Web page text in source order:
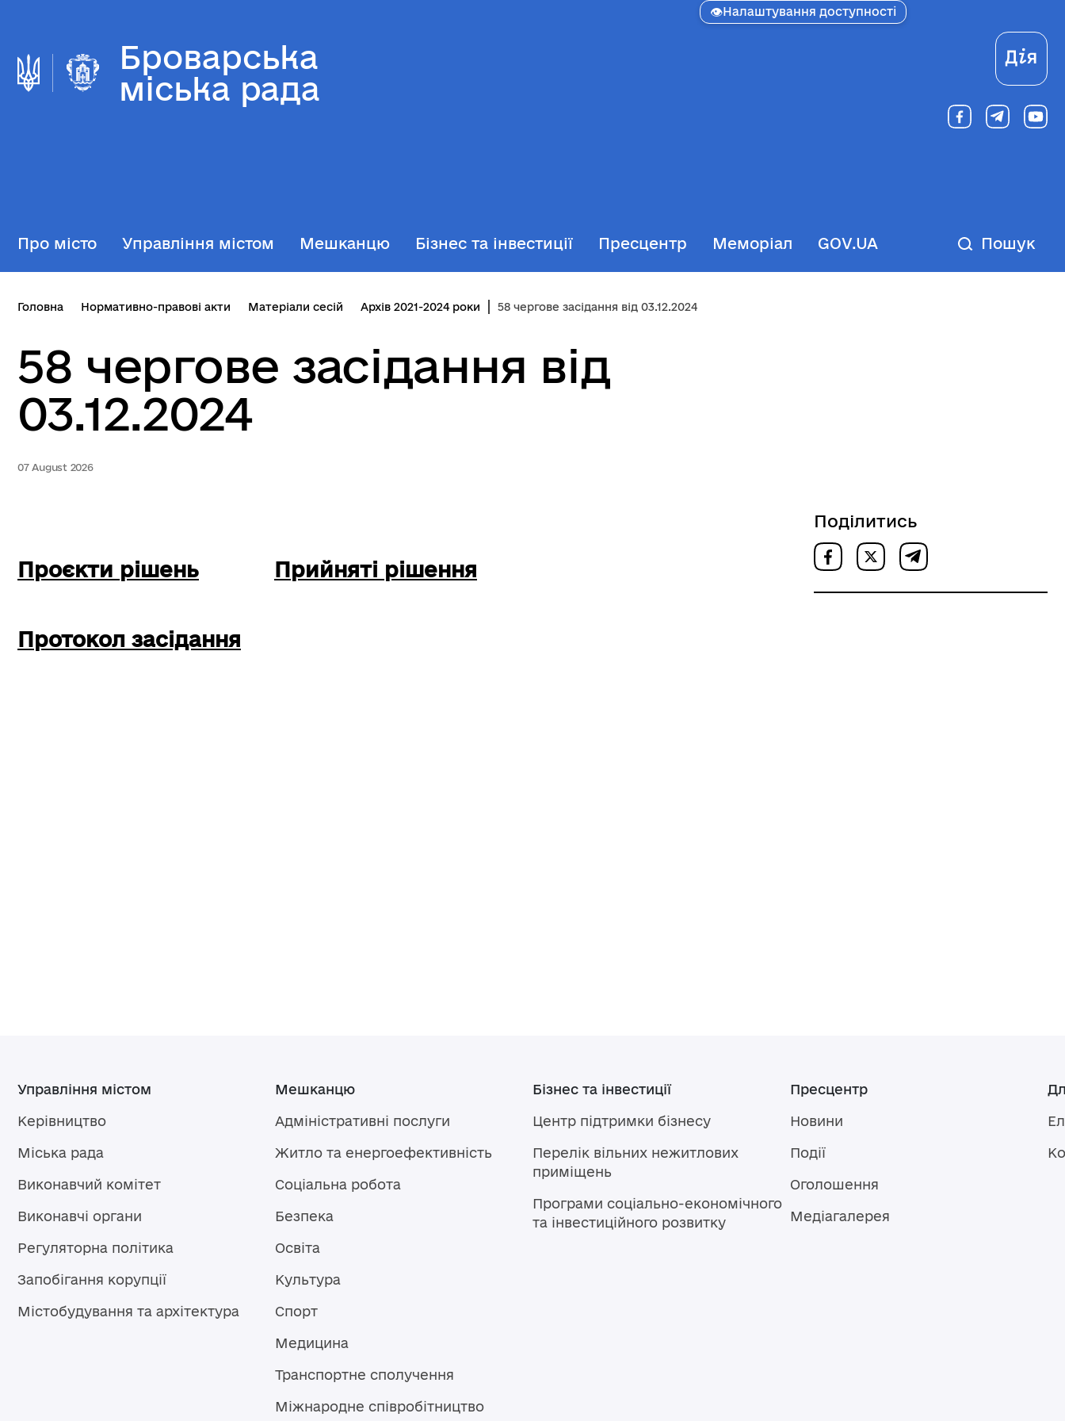
Броварська
міська рада
👁Налаштування доступності
Про місто Управління містом Мешканцю Бізнес та інвестиції Пресцентр Меморіал GOV.UA Пошук
Головна Нормативно-правові акти Матеріали сесій Архів 2021-2024 роки 58 чергове засідання від 03.12.2024
58 чергове засідання від
03.12.2024
07 August 2026
Проєкти рішень Прийняті рішення
Протокол засідання
Поділитись
Управління містом
Керівництво
Міська рада
Виконавчий комітет
Виконавчі органи
Регуляторна політика
Запобігання корупції
Містобудування та архітектура
Мешканцю
Адміністративні послуги
Житло та енергоефективність
Соціальна робота
Безпека
Освіта
Культура
Спорт
Медицина
Транспортне сполучення
Міжнародне співробітництво
Бізнес та інвестиції
Центр підтримки бізнесу
Перелік вільних нежитлових
приміщень
Програми соціально-економічного
та інвестиційного розвитку
Пресцентр
Новини
Події
Оголошення
Медіагалерея